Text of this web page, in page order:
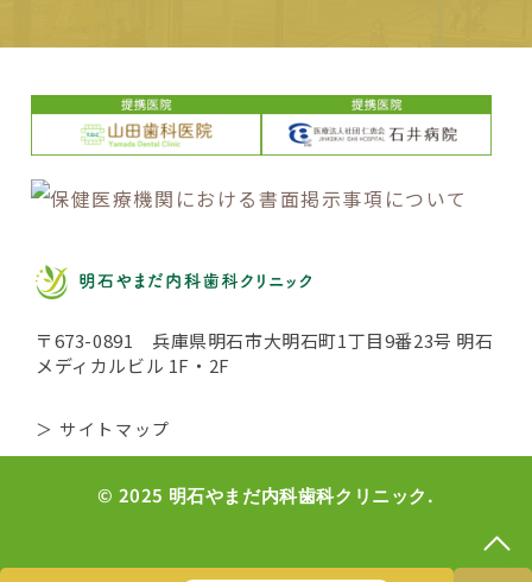
〒673-0891 兵庫県明石市大明石町1丁目9番23号 明石
メディカルビル 1F・2F
＞ サイトマップ
© 2025 明石やまだ内科歯科クリニック.